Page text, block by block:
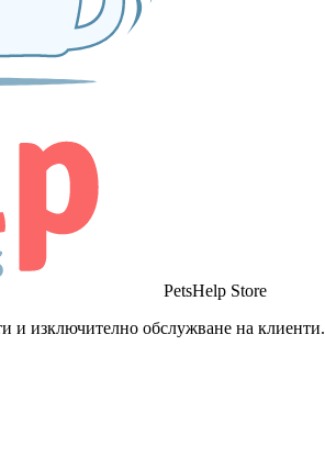
PetsHelp Store
и изключително обслужване на клиенти.